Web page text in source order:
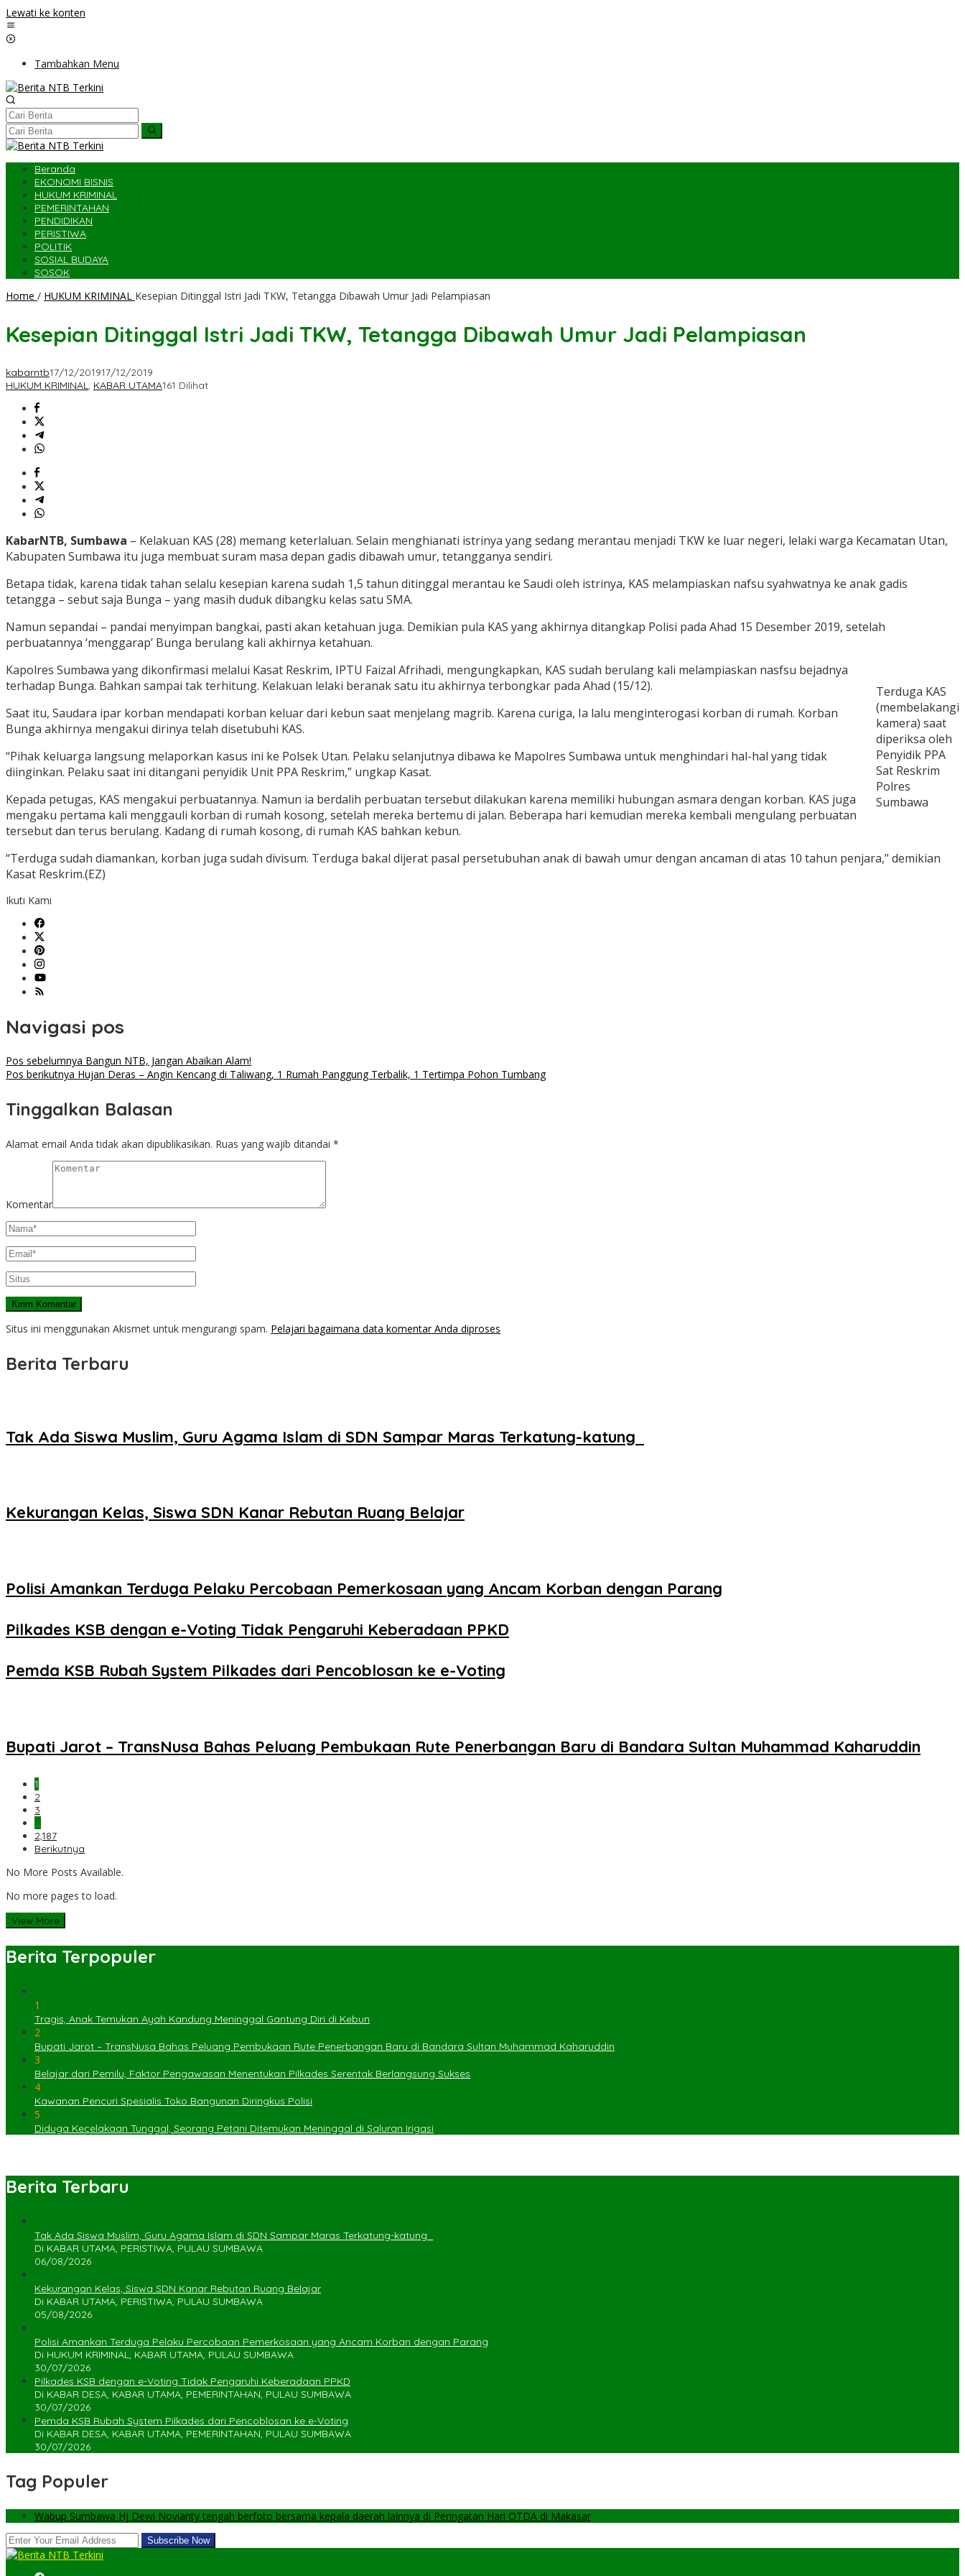
Lewati ke konten
Tambahkan Menu
Beranda
EKONOMI BISNIS
HUKUM KRIMINAL
PEMERINTAHAN
PENDIDIKAN
PERISTIWA
POLITIK
SOSIAL BUDAYA
SOSOK
Home / HUKUM KRIMINAL Kesepian Ditinggal Istri Jadi TKW, Tetangga Dibawah Umur Jadi Pelampiasan
Kesepian Ditinggal Istri Jadi TKW, Tetangga Dibawah Umur Jadi Pelampiasan
kabarntb17/12/201917/12/2019
HUKUM KRIMINAL, KABAR UTAMA161 Dilihat
KabarNTB, Sumbawa – Kelakuan KAS (28) memang keterlaluan. Selain menghianati istrinya yang sedang merantau menjadi TKW ke luar negeri, lelaki warga Kecamatan Utan,
Kabupaten Sumbawa itu juga membuat suram masa depan gadis dibawah umur, tetangganya sendiri.
Betapa tidak, karena tidak tahan selalu kesepian karena sudah 1,5 tahun ditinggal merantau ke Saudi oleh istrinya, KAS melampiaskan nafsu syahwatnya ke anak gadis
tetangga – sebut saja Bunga – yang masih duduk dibangku kelas satu SMA.
Namun sepandai – pandai menyimpan bangkai, pasti akan ketahuan juga. Demikian pula KAS yang akhirnya ditangkap Polisi pada Ahad 15 Desember 2019, setelah
perbuatannya ‘menggarap’ Bunga berulang kali akhirnya ketahuan.
Terduga KAS
(membelakangi
kamera) saat
diperiksa oleh
Penyidik PPA
Sat Reskrim
Polres
Sumbawa
Kapolres Sumbawa yang dikonfirmasi melalui Kasat Reskrim, IPTU Faizal Afrihadi, mengungkapkan, KAS sudah berulang kali melampiaskan nasfsu bejadnya
terhadap Bunga. Bahkan sampai tak terhitung. Kelakuan lelaki beranak satu itu akhirnya terbongkar pada Ahad (15/12).
Saat itu, Saudara ipar korban mendapati korban keluar dari kebun saat menjelang magrib. Karena curiga, Ia lalu menginterogasi korban di rumah. Korban
Bunga akhirnya mengakui dirinya telah disetubuhi KAS.
“Pihak keluarga langsung melaporkan kasus ini ke Polsek Utan. Pelaku selanjutnya dibawa ke Mapolres Sumbawa untuk menghindari hal-hal yang tidak
diinginkan. Pelaku saat ini ditangani penyidik Unit PPA Reskrim,” ungkap Kasat.
Kepada petugas, KAS mengakui perbuatannya. Namun ia berdalih perbuatan tersebut dilakukan karena memiliki hubungan asmara dengan korban. KAS juga
mengaku pertama kali menggauli korban di rumah kosong, setelah mereka bertemu di jalan. Beberapa hari kemudian mereka kembali mengulang perbuatan
tersebut dan terus berulang. Kadang di rumah kosong, di rumah KAS bahkan kebun.
“Terduga sudah diamankan, korban juga sudah divisum. Terduga bakal dijerat pasal persetubuhan anak di bawah umur dengan ancaman di atas 10 tahun penjara,” demikian
Kasat Reskrim.(EZ)
Ikuti Kami
Navigasi pos
Pos sebelumnya Bangun NTB, Jangan Abaikan Alam!
Pos berikutnya Hujan Deras – Angin Kencang di Taliwang, 1 Rumah Panggung Terbalik, 1 Tertimpa Pohon Tumbang
Tinggalkan Balasan
Alamat email Anda tidak akan dipublikasikan. Ruas yang wajib ditandai *
Komentar
Situs ini menggunakan Akismet untuk mengurangi spam. Pelajari bagaimana data komentar Anda diproses
Berita Terbaru
Tak Ada Siswa Muslim, Guru Agama Islam di SDN Sampar Maras Terkatung-katung ‎
Kekurangan Kelas, Siswa SDN Kanar Rebutan Ruang Belajar
Polisi Amankan Terduga Pelaku Percobaan Pemerkosaan yang Ancam Korban dengan Parang
Pilkades KSB dengan e-Voting Tidak Pengaruhi Keberadaan PPKD
Pemda KSB Rubah System Pilkades dari Pencoblosan ke e-Voting
Bupati Jarot – TransNusa Bahas Peluang Pembukaan Rute Penerbangan Baru di Bandara Sultan Muhammad Kaharuddin
1
2
3
…
2,187
Berikutnya
No More Posts Available.
No more pages to load.
View More
Berita Terpopuler
1
Tragis, Anak Temukan Ayah Kandung Meninggal Gantung Diri di Kebun
2
Bupati Jarot – TransNusa Bahas Peluang Pembukaan Rute Penerbangan Baru di Bandara Sultan Muhammad Kaharuddin
3
Belajar dari Pemilu, Faktor Pengawasan Menentukan Pilkades Serentak Berlangsung Sukses
4
Kawanan Pencuri Spesialis Toko Bangunan Diringkus Polisi
5
Diduga Kecelakaan Tunggal, Seorang Petani Ditemukan Meninggal di Saluran Irigasi
Berita Terbaru
Tak Ada Siswa Muslim, Guru Agama Islam di SDN Sampar Maras Terkatung-katung ‎
Di KABAR UTAMA, PERISTIWA, PULAU SUMBAWA
06/08/2026
Kekurangan Kelas, Siswa SDN Kanar Rebutan Ruang Belajar
Di KABAR UTAMA, PERISTIWA, PULAU SUMBAWA
05/08/2026
Polisi Amankan Terduga Pelaku Percobaan Pemerkosaan yang Ancam Korban dengan Parang
Di HUKUM KRIMINAL, KABAR UTAMA, PULAU SUMBAWA
30/07/2026
Pilkades KSB dengan e-Voting Tidak Pengaruhi Keberadaan PPKD
Di KABAR DESA, KABAR UTAMA, PEMERINTAHAN, PULAU SUMBAWA
30/07/2026
Pemda KSB Rubah System Pilkades dari Pencoblosan ke e-Voting
Di KABAR DESA, KABAR UTAMA, PEMERINTAHAN, PULAU SUMBAWA
30/07/2026
Tag Populer
Wabup Sumbawa Hj Dewi Novianty tengah berfoto bersama kepala daerah lainnya di Peringatan Hari OTDA di Makasar